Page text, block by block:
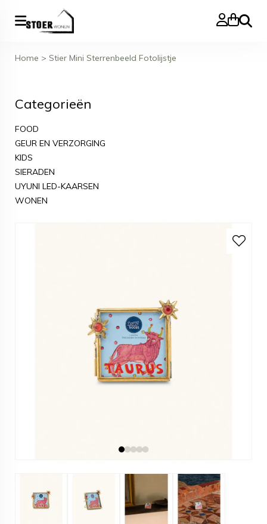
Zoeken
Home > Stier Mini Sterrenbeeld Fotolijstje
Categorieën
FOOD
GEUR EN VERZORGING
KIDS
SIERADEN
UYUNI LED-KAARSEN
WONEN